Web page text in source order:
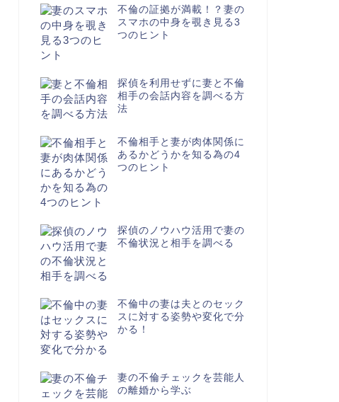
不倫の証拠が満載！？妻の
スマホの中身を覗き見る3
つのヒント
探偵を利用せずに妻と不倫
相手の会話内容を調べる方
法
不倫相手と妻が肉体関係に
あるかどうかを知る為の4
つのヒント
探偵のノウハウ活用で妻の
不倫状況と相手を調べる
不倫中の妻は夫とのセック
スに対する姿勢や変化で分
かる！
妻の不倫チェックを芸能人
の離婚から学ぶ